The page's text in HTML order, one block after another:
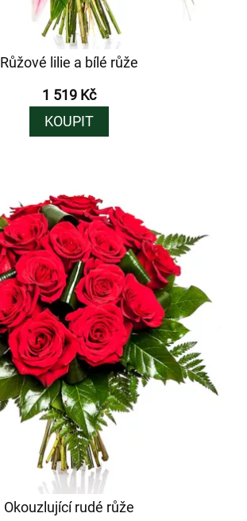
Růžové lilie a bílé růže
1 519 Kč
KOUPIT
Okouzlující rudé růže